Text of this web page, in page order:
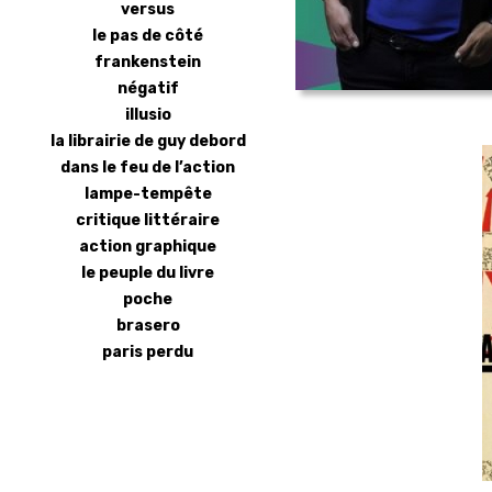
versus
le pas de côté
frankenstein
négatif
illusio
la librairie de guy debord
dans le feu de l’action
lampe-tempête
critique littéraire
action graphique
le peuple du livre
poche
brasero
paris perdu